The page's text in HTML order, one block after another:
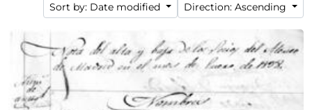
Sort by: Date modified
Direction: Ascending